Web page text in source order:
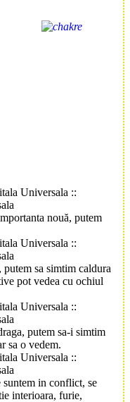
nouă, putem
putem sa simtim caldura
pot vedea cu ochiul
putem sa-i simtim
sa o vedem.
suntem in conflict, se
interioara, furie,